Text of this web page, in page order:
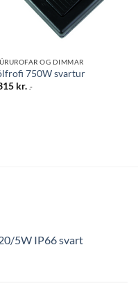
OG DIMMAR
750W svartur
kr. .-
5W IP66 svart